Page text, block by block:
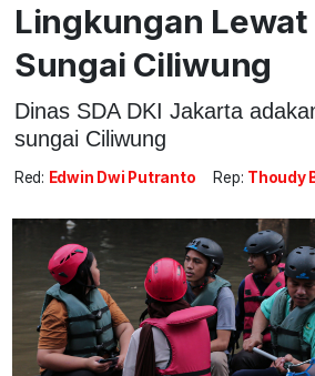
Lingkungan
Sungai Ciliwung
Dinas SDA DKI Jakarta
sungai Ciliwung
Red: Edwin Dwi Putranto Rep: Thoudy